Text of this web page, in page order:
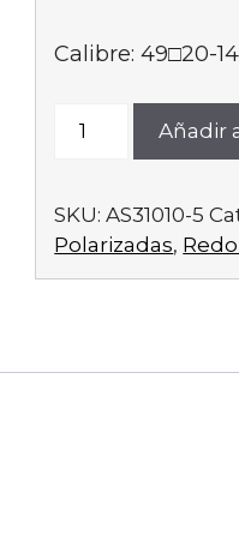
Calibre: 49□20-
Añadir
SKU:AS31010-5
Polarizadas,